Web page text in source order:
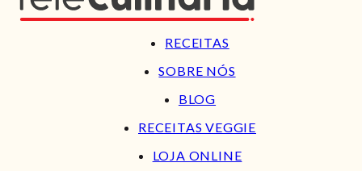
RECEITAS
SOBRE NÓS
BLOG
RECEITAS VEGGIE
LOJA ONLINE